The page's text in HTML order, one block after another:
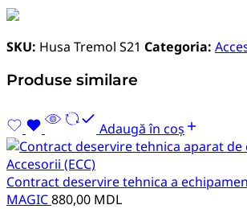
SKU: Husa Tremol S21 Categoria:
Produse similare
Adaugă în coș
Accesorii (ECC)
Contract deservire tehnica a
MAGIC880,00 MDL